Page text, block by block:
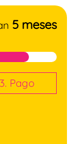
5 meses
3. Pago